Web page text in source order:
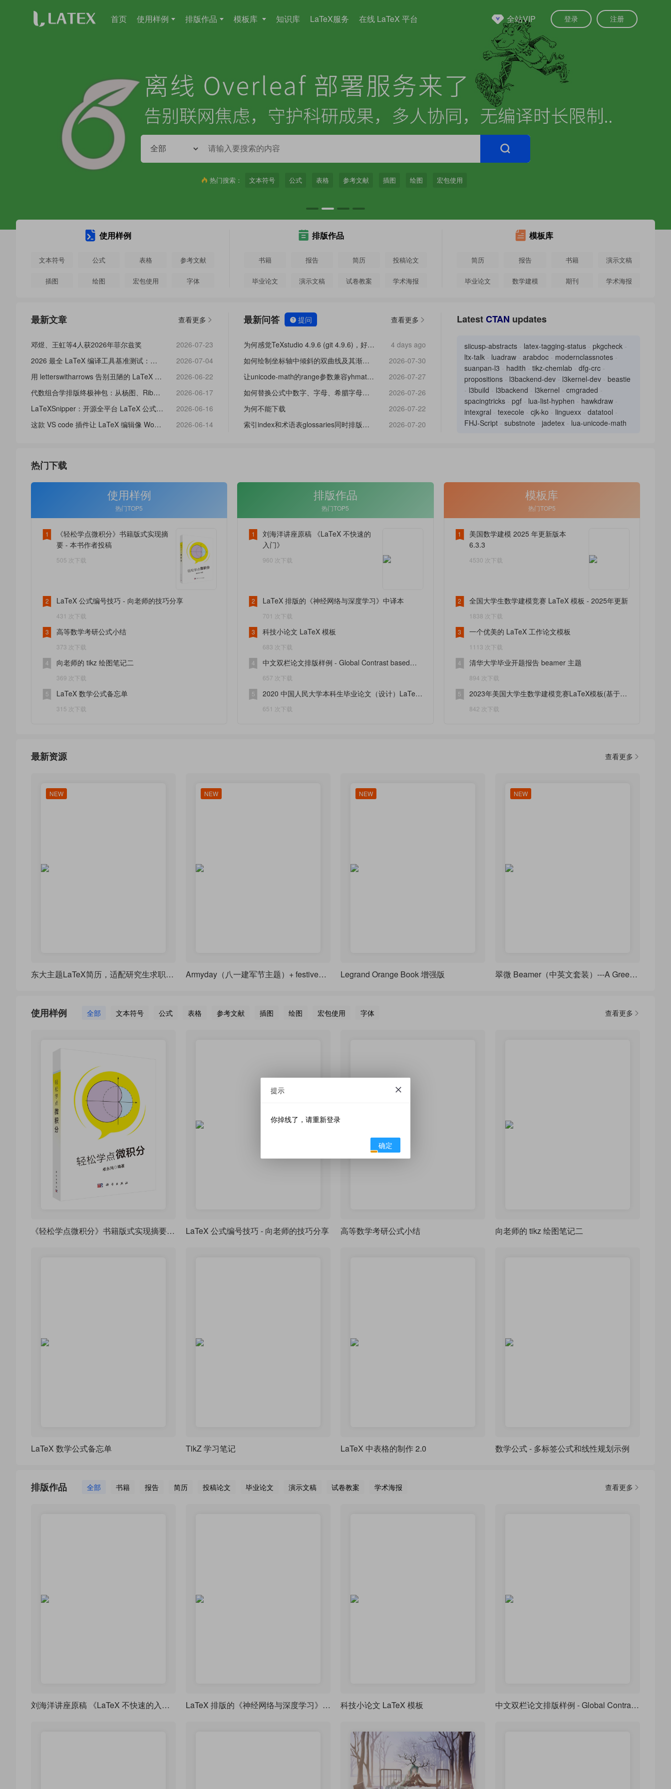
首页 使用样例 排版作品 模板库 知识库 LaTeX服务 在线 LaTeX 平台 登录 注册
全站VIP
热门搜索： 文本符号 公式 表格 参考文献 插图 绘图 宏包使用
使用样例
文本符号 公式 表格 参考文献
插图 绘图 宏包使用 字体
代码排版 算法排版
基础概念 列表样式
排版作品
书籍 报告 简历 投稿论文
毕业论文 演示文稿 试卷教案 学术海报
日历笔记 练习习题
模板库
简历 报告 书籍 演示文稿
毕业论文 数学建模 期刊 学术海报
食谱乐谱 信件
最新文章 查看更多
邓煜、王虹等4人获2026年菲尔兹奖
2026-07-23
2026 最全 LaTeX 编译工具基准测试：速度、易用性、输出全维度打分
2026-07-04
用 letterswitharrows 告别丑陋的 LaTeX 向量箭头，公式箭头实现“动态自适应”！
2026-06-22
代数组合学排版终极神包：从杨图、Ribbon到传统中式算盘，它全包了！
2026-06-17
LaTeXSnipper：开源全平台 LaTeX 公式工作台与 Office 插件
2026-06-16
这款 VS code 插件让 LaTeX 编辑像 Word 一样实时预览！
2026-06-14
最新问答 提问 查看更多
为何感觉TeXstudio 4.9.6 (git 4.9.6)，好像不怎么稳定
4 days ago
如何绘制坐标轴中倾斜的双曲线及其渐近线？
2026-07-30
让unicode-math的range参数兼容yhmath提供的「圆括号」？
2026-07-27
如何替换公式中数字、字母、希腊字母、标点符号为罗马体不影响其他数学符号字体？
2026-07-26
为何不能下载
2026-07-22
索引index和术语表glossaries同时排版，glossaries加载不出来的问题
2026-07-20
LatestCTAN updates
siicusp-abstracts - latex-tagging-status - pkgcheck -
ltx-talk - luadraw - arabdoc - modernclassnotes -
suanpan-l3 - hadith - tikz-chemlab - dfg-crc -
propositions - l3backend-dev - l3kernel-dev - beastie
- l3build - l3backend - l3kernel - cmgraded -
spacingtricks - pgf - lua-list-hyphen - hawkdraw -
intexgral - texecole - cjk-ko - linguexx - datatool -
FHJ-Script - substnote - jadetex - lua-unicode-math
热门下载
使用样例
热门TOP5
1
《轻松学点微积分》书籍版式实现摘
要 - 本书作者投稿
505 次下载
2 LaTeX 公式编号技巧 - 向老师的技巧分享
431 次下载
3
高等数学考研公式小结
373 次下载
4
向老师的 tikz 绘图笔记二
369 次下载
5
LaTeX 数学公式备忘单
315 次下载
排版作品
热门TOP5
1
刘海洋讲座原稿 《LaTeX 不快速的
入门》
960 次下载
2 LaTeX 排版的《神经网络与深度学习》中译本
701 次下载
3
科技小论文 LaTeX 模板
683 次下载
4
中文双栏论文排版样例 - Global Contrast based
Salient Region Detection 中译
657 次下载
5
2020 中国人民大学本科生毕业论文（设计）LaTeX
排版样稿
651 次下载
模板库
热门TOP5
1
美国数学建模 2025 年更新版本
6.3.3
4530 次下载
2 全国大学生数学建模竞赛 LaTeX 模板 - 2025年更新
1838 次下载
3
一个优美的 LaTeX 工作论文模板
1113 次下载
4
清华大学毕业开题报告 beamer 主题
894 次下载
5
2023年美国大学生数学建模竞赛LaTeX模板(基于
COMAP官方修改)
842 次下载
最新资源 查看更多
NEW
东大主题LaTeX简历，适配研究生求职与学术交流
NEW
Armyday（八一建军节主题）+ festive（喜庆装饰风格）+ redgold（红金配色体系）
NEW
Legrand Orange Book 增强版
NEW
翠微 Beamer（中英文套装）---A Green Mountains Beamer Theme
使用样例 全部 文本符号 公式 表格 参考文献 插图 绘图 宏包使用 字体 查看更多
《轻松学点微积分》书籍版式实现摘要 - 本书作者投稿 LaTeX 公式编号技巧 - 向老师的技巧分享 高等数学考研公式小结 向老师的 tikz 绘图笔记二
LaTeX 数学公式备忘单 TikZ 学习笔记 LaTeX 中表格的制作 2.0 数学公式 - 多标签公式和线性规划示例
排版作品 全部 书籍 报告 简历 投稿论文 毕业论文 演示文稿 试卷教案 学术海报 查看更多
刘海洋讲座原稿 《LaTeX 不快速的入门》 LaTeX 排版的《神经网络与深度学习》中译本 科技小论文 LaTeX 模板 中文双栏论文排版样例 - Global Contrast based Salient Region Detection 中译
提示
你掉线了，请重新登录
确定